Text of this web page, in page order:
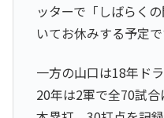
ッターで「しばらく
いてお休みする予定
一方の山口は18年ド
20年は2軍で全70試